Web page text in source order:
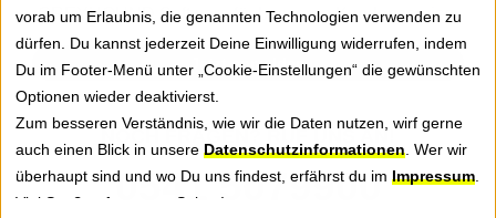
vorab um Erlaubnis, die genannten Technologien verwenden zu
dürfen. Du kannst jederzeit Deine Einwilligung widerrufen, indem
Du im Footer-Menü unter „Cookie-Einstellungen“ die gewünschten
Optionen wieder deaktivierst.
Zum besseren Verständnis, wie wir die Daten nutzen, wirf gerne
auch einen Blick in unsere Datenschutzinformationen . Wer wir
überhaupt sind und wo Du uns findest, erfährst du im Impressum
Viel Spaß auf unseren Seiten!
GREYHOUND Software für besseren Kundenservice.
Jetzt anmelden
NOCH FRAGEN? RUF UNS AN!
0541 5079900